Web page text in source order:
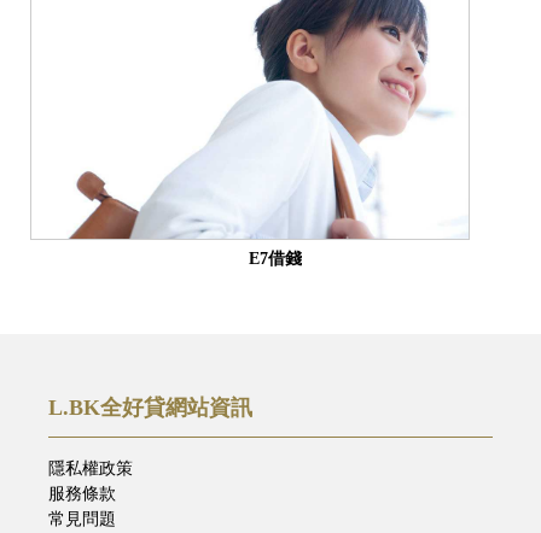
E7借錢
L.BK全好貸網站資訊
隱私權政策
服務條款
常見問題